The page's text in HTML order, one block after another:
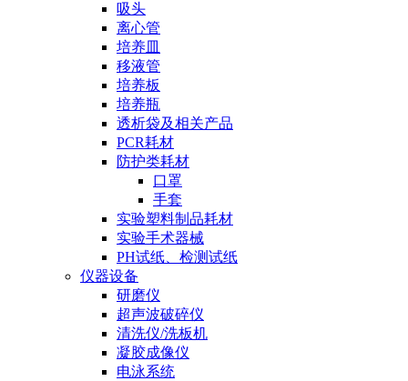
吸头
离心管
培养皿
移液管
培养板
培养瓶
透析袋及相关产品
PCR耗材
防护类耗材
口罩
手套
实验塑料制品耗材
实验手术器械
PH试纸、检测试纸
仪器设备
研磨仪
超声波破碎仪
清洗仪/洗板机
凝胶成像仪
电泳系统